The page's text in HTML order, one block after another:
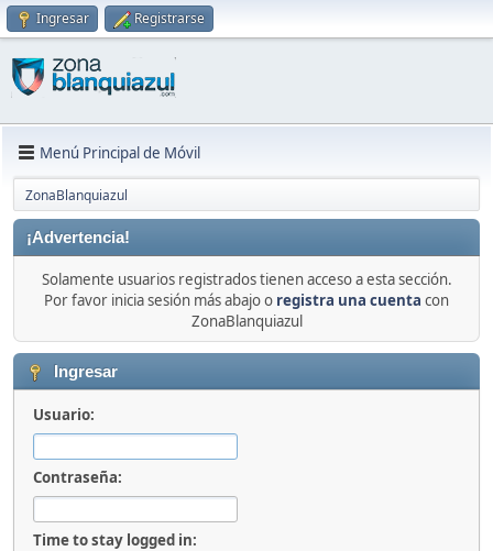
Ingresar Registrarse
Menú Principal de Móvil
ZonaBlanquiazul
¡Advertencia!
Solamente usuarios registrados tienen acceso a esta sección.
Por favor inicia sesión más abajo o registra una cuenta con
ZonaBlanquiazul
Ingresar
Usuario:
Contraseña:
Time to stay logged in: